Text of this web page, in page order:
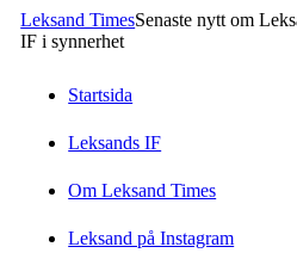
Leksand TimesSenaste nytt om
IF i synnerhet
Startsida
Leksands IF
Om Leksand Times
Leksand på Instagram